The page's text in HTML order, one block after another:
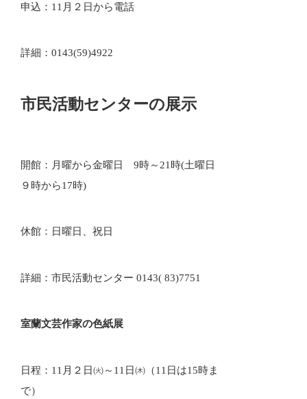
申込：11月２日から電話
詳細：0143(59)4922
市民活動センターの展示
開館：月曜から金曜日 9時～21時(土曜日
９時から17時)
休館：日曜日、祝日
詳細：市民活動センター 0143( 83)7751
室蘭文芸作家の色紙展
日程：11月２日㈫～11日㈭（11日は15時ま
で）